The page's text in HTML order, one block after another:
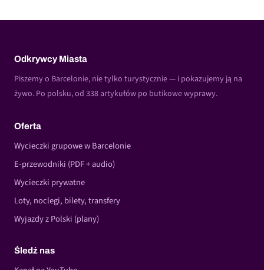
Odkrywcy Miasta
Piszemy o Barcelonie, nie tylko turystycznie — i pokazujemy ją na
żywo. Po polsku, od 338 artykułów po butikowe wyprawy.
Oferta
Wycieczki grupowe w Barcelonie
E-przewodniki (PDF + audio)
Wycieczki prywatne
Loty, noclegi, bilety, transfery
Wyjazdy z Polski (plany)
Śledź nas